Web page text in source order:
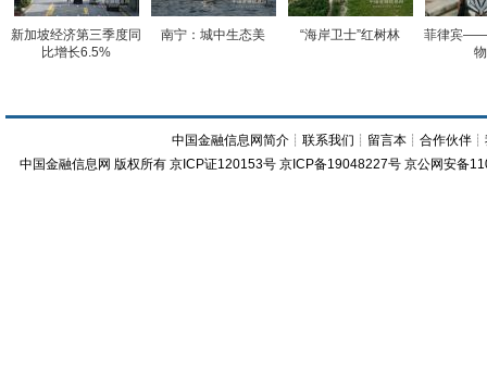
新加坡经济第三季度同
比增长6.5%
南宁：城中生态美 “海岸卫士”红树林
菲律宾
中国金融信息网简介 ┊联系我们 ┊ 留言本 ┊合作伙伴 ┊
中国金融信息网 版权所有 京ICP证120153号 京ICP备19048227号 京公网安备